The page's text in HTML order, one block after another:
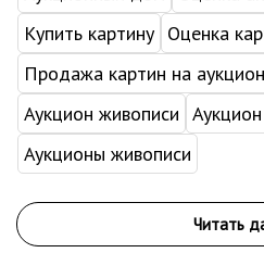
Купить картину Оценка
Продажа картин на
Аукцион живописи
Аукционы живописи